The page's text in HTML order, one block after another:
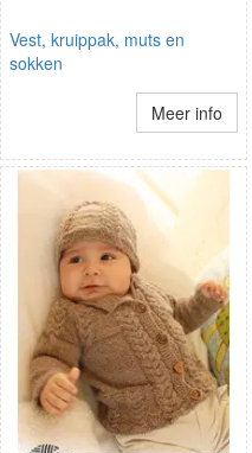
Vest, kruippak, muts en
sokken
Meer info